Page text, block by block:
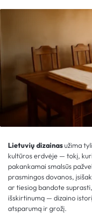
Lietuvių dizainasužima
kultūros erdvėje — tokį,
pakankamai smalsūs
prasmingos dovanos,
ar tiesiog bandote
išskirtinumą — dizaino
atsparumą ir grožį.